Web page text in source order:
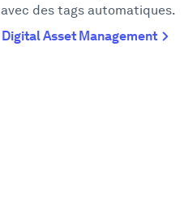
avec des tags automatiques.
Digital Asset Management